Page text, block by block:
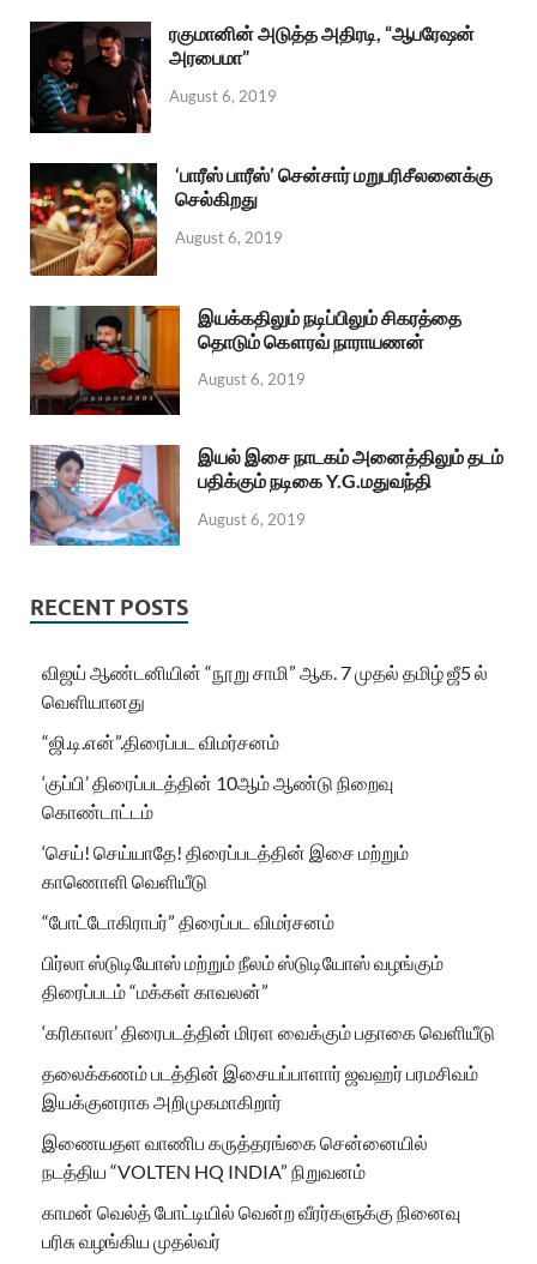
ரகுமானின் அடுத்த அதிரடி, “ஆபரேஷன்
அரபைமா”
August 6, 2019
‘பாரீஸ் பாரீஸ்’ சென்சார் மறுபரிசீலனைக்கு
செல்கிறது
August 6, 2019
இயக்கதிலும் நடிப்பிலும் சிகரத்தை
தொடும் கௌரவ் நாராயணன்
August 6, 2019
இயல் இசை நாடகம் அனைத்திலும் தடம்
பதிக்கும் நடிகை Y.G.மதுவந்தி
August 6, 2019
RECENT POSTS
விஜய் ஆண்டனியின் “நூறு சாமி” ஆக. 7 முதல் தமிழ் ஜீ5 ல்
வெளியானது
“ஜி.டி.என்”.திரைப்பட விமர்சனம்
‘குப்பி’ திரைப்படத்தின் 10ஆம் ஆண்டு நிறைவு
கொண்டாட்டம்
‘செய்! செய்யாதே! திரைப்படத்தின் இசை மற்றும்
காணொளி வெளியீடு
“போட்டோகிராபர்” திரைப்பட விமர்சனம்
பிர்லா ஸ்டுடியோஸ் மற்றும் நீலம் ஸ்டுடியோஸ் வழங்கும்
திரைப்படம் “மக்கள் காவலன்”
‘கரிகாலா’ திரைபடத்தின் மிரள வைக்கும் பதாகை வெளியீடு
தலைக்கணம் படத்தின் இசையப்பாளார் ஜவஹர் பரமசிவம்
இயக்குனராக அறிமுகமாகிறார்
இணையதள வாணிப கருத்தரங்கை சென்னையில்
நடத்திய “VOLTEN HQ INDIA” நிறுவனம்
காமன் வெல்த் போட்டியில் வென்ற வீரர்களுக்கு நினைவு
பரிசு வழங்கிய முதல்வர்